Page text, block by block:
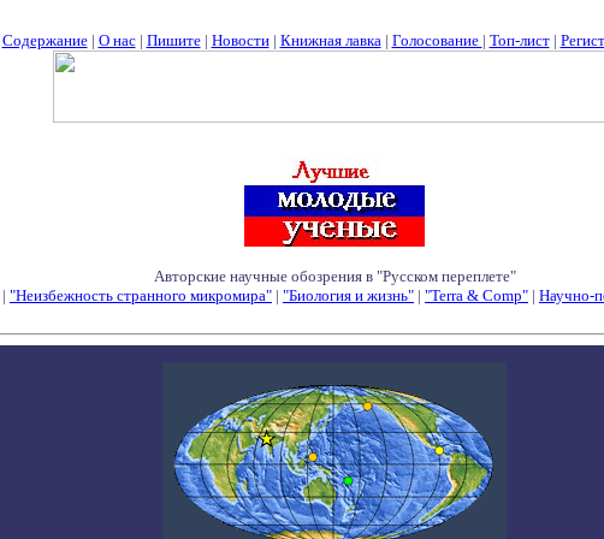
Содержание| О нас| Пишите| Новости| Книжная лавка| Голосование | Топ-лист|
Авторские научные обозрения в "Русском переплете"
| "Неизбежность странного микромира" | "Биология и жизнь" | "Terra & Comp" | Научно-